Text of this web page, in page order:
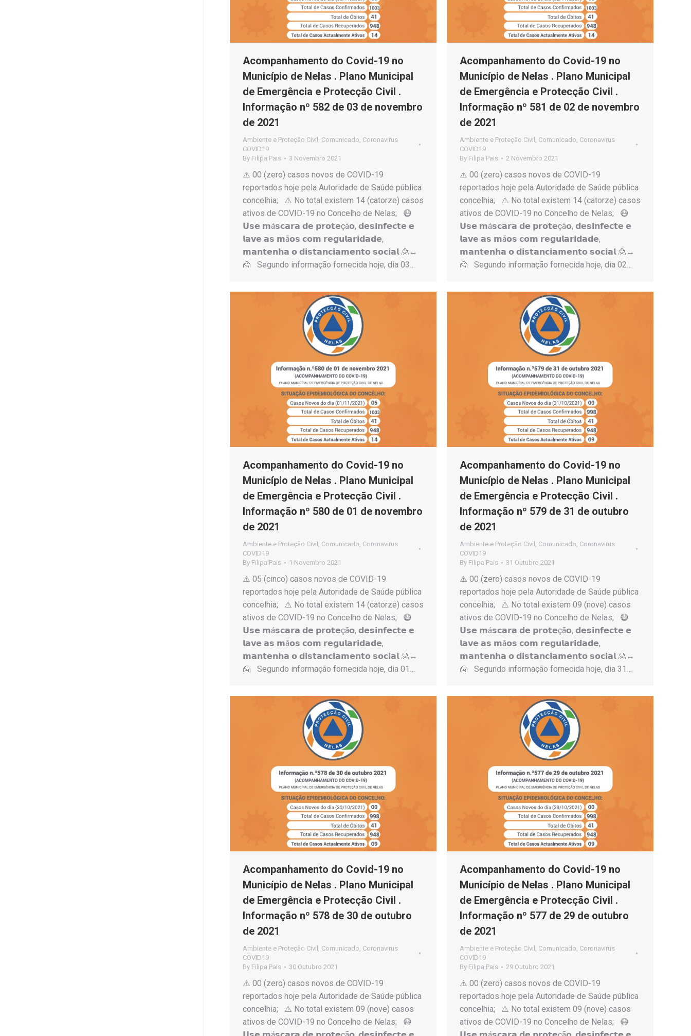
Acompanhamento do Covid-19 no
Município de Nelas . Plano Municipal
de Emergência e Protecção Civil .
Informação nº 582 de 03 de novembro
de 2021
Ambiente e Proteção Civil Comunicado Coronavirus
COVID19
By Filipa Pais 3 Novembro 2021
⚠️ 00 (zero) casos novos de COVID-19
reportados hoje pela Autoridade de Saúde pública
concelhia; ⚠️ No total existem 14 (catorze) casos
ativos de COVID-19 no Concelho de Nelas; 😷
𝗨𝘀𝗲 𝗺á𝘀𝗰𝗮𝗿𝗮 𝗱𝗲 𝗽𝗿𝗼𝘁𝗲çã𝗼, 𝗱𝗲𝘀𝗶𝗻𝗳𝗲𝗰𝘁𝗲 𝗲
𝗹𝗮𝘃𝗲 𝗮𝘀 𝗺ã𝗼𝘀 𝗰𝗼𝗺 𝗿𝗲𝗴𝘂𝗹𝗮𝗿𝗶𝗱𝗮𝗱𝗲,
𝗺𝗮𝗻𝘁𝗲𝗻𝗵𝗮 𝗼 𝗱𝗶𝘀𝘁𝗮𝗻𝗰𝗶𝗮𝗺𝗲𝗻𝘁𝗼 𝘀𝗼𝗰𝗶𝗮𝗹 🙎↔️
🙍 Segundo informação fornecida hoje, dia 03…
Acompanhamento do Covid-19 no
Município de Nelas . Plano Municipal
de Emergência e Protecção Civil .
Informação nº 581 de 02 de novembro
de 2021
Ambiente e Proteção Civil Comunicado Coronavirus
COVID19
By Filipa Pais 2 Novembro 2021
⚠️ 00 (zero) casos novos de COVID-19
reportados hoje pela Autoridade de Saúde pública
concelhia; ⚠️ No total existem 14 (catorze) casos
ativos de COVID-19 no Concelho de Nelas; 😷
𝗨𝘀𝗲 𝗺á𝘀𝗰𝗮𝗿𝗮 𝗱𝗲 𝗽𝗿𝗼𝘁𝗲çã𝗼, 𝗱𝗲𝘀𝗶𝗻𝗳𝗲𝗰𝘁𝗲 𝗲
𝗹𝗮𝘃𝗲 𝗮𝘀 𝗺ã𝗼𝘀 𝗰𝗼𝗺 𝗿𝗲𝗴𝘂𝗹𝗮𝗿𝗶𝗱𝗮𝗱𝗲,
𝗺𝗮𝗻𝘁𝗲𝗻𝗵𝗮 𝗼 𝗱𝗶𝘀𝘁𝗮𝗻𝗰𝗶𝗮𝗺𝗲𝗻𝘁𝗼 𝘀𝗼𝗰𝗶𝗮𝗹 🙎↔️
🙍 Segundo informação fornecida hoje, dia 02…
Acompanhamento do Covid-19 no
Município de Nelas . Plano Municipal
de Emergência e Protecção Civil .
Informação nº 580 de 01 de novembro
de 2021
Ambiente e Proteção Civil Comunicado Coronavirus
COVID19
By Filipa Pais 1 Novembro 2021
⚠️ 05 (cinco) casos novos de COVID-19
reportados hoje pela Autoridade de Saúde pública
concelhia; ⚠️ No total existem 14 (catorze) casos
ativos de COVID-19 no Concelho de Nelas; 😷
𝗨𝘀𝗲 𝗺á𝘀𝗰𝗮𝗿𝗮 𝗱𝗲 𝗽𝗿𝗼𝘁𝗲çã𝗼, 𝗱𝗲𝘀𝗶𝗻𝗳𝗲𝗰𝘁𝗲 𝗲
𝗹𝗮𝘃𝗲 𝗮𝘀 𝗺ã𝗼𝘀 𝗰𝗼𝗺 𝗿𝗲𝗴𝘂𝗹𝗮𝗿𝗶𝗱𝗮𝗱𝗲,
𝗺𝗮𝗻𝘁𝗲𝗻𝗵𝗮 𝗼 𝗱𝗶𝘀𝘁𝗮𝗻𝗰𝗶𝗮𝗺𝗲𝗻𝘁𝗼 𝘀𝗼𝗰𝗶𝗮𝗹 🙎↔️
🙍 Segundo informação fornecida hoje, dia 01…
Acompanhamento do Covid-19 no
Município de Nelas . Plano Municipal
de Emergência e Protecção Civil .
Informação nº 579 de 31 de outubro
de 2021
Ambiente e Proteção Civil Comunicado Coronavirus
COVID19
By Filipa Pais 31 Outubro 2021
⚠️ 00 (zero) casos novos de COVID-19
reportados hoje pela Autoridade de Saúde pública
concelhia; ⚠️ No total existem 09 (nove) casos
ativos de COVID-19 no Concelho de Nelas; 😷
𝗨𝘀𝗲 𝗺á𝘀𝗰𝗮𝗿𝗮 𝗱𝗲 𝗽𝗿𝗼𝘁𝗲çã𝗼, 𝗱𝗲𝘀𝗶𝗻𝗳𝗲𝗰𝘁𝗲 𝗲
𝗹𝗮𝘃𝗲 𝗮𝘀 𝗺ã𝗼𝘀 𝗰𝗼𝗺 𝗿𝗲𝗴𝘂𝗹𝗮𝗿𝗶𝗱𝗮𝗱𝗲,
𝗺𝗮𝗻𝘁𝗲𝗻𝗵𝗮 𝗼 𝗱𝗶𝘀𝘁𝗮𝗻𝗰𝗶𝗮𝗺𝗲𝗻𝘁𝗼 𝘀𝗼𝗰𝗶𝗮𝗹 🙎↔️
🙍 Segundo informação fornecida hoje, dia 31…
Acompanhamento do Covid-19 no
Município de Nelas . Plano Municipal
de Emergência e Protecção Civil .
Informação nº 578 de 30 de outubro
de 2021
Ambiente e Proteção Civil Comunicado Coronavirus
COVID19
By Filipa Pais 30 Outubro 2021
⚠️ 00 (zero) casos novos de COVID-19
reportados hoje pela Autoridade de Saúde pública
concelhia; ⚠️ No total existem 09 (nove) casos
ativos de COVID-19 no Concelho de Nelas; 😷
Acompanhamento do Covid-19 no
Município de Nelas . Plano Municipal
de Emergência e Protecção Civil .
Informação nº 577 de 29 de outubro
de 2021
Ambiente e Proteção Civil Comunicado Coronavirus
COVID19
By Filipa Pais 29 Outubro 2021
⚠️ 00 (zero) casos novos de COVID-19
reportados hoje pela Autoridade de Saúde pública
concelhia; ⚠️ No total existem 09 (nove) casos
ativos de COVID-19 no Concelho de Nelas; 😷